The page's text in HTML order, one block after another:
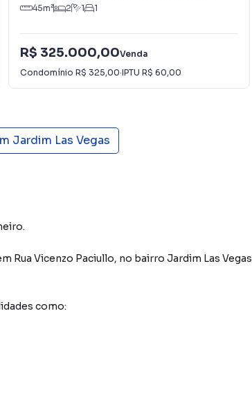
45m² 2 1 1
R$ 325.000,00Venda
Condomínio R$ 325,00·IPTU R$ 60,00
Jardim Las Vegas
Rua Vicenzo Paciullo, no bairro Jardim Las Vegas
como: